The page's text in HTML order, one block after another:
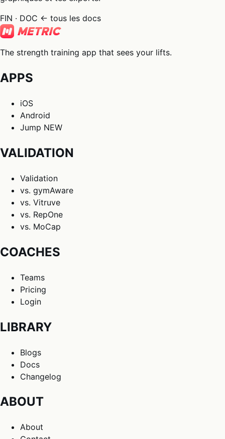
FIN · DOC ← tous les docs
The strength training app that sees your lifts.
APPS
iOS
Android
Jump NEW
VALIDATION
Validation
vs. gymAware
vs. Vitruve
vs. RepOne
vs. MoCap
COACHES
Teams
Pricing
Login
LIBRARY
Blogs
Docs
Changelog
ABOUT
About